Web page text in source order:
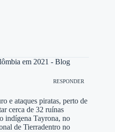
em 2021 - Blog
RESPONDER
e ataques piratas, perto de
cerca de 32 ruínas
indígena Tayrona, no
de Tierradentro no